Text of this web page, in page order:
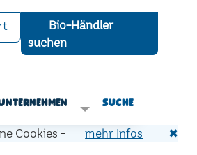
Bio-Händler
suchen
Suche
Cookies - mehr Infos ✖